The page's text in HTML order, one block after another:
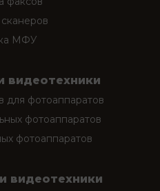
МФУ
видеотехники
для фотоаппаратов
фотоаппаратов
фотоаппаратов
видеотехники